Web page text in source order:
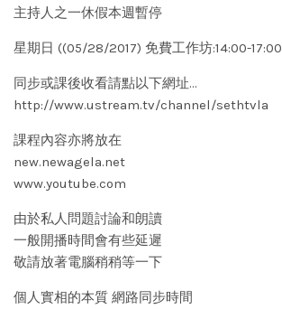
主持人之一休假本週暫停
星期日 ((05/28/2017) 免費工作坊:14:00-17:00
同步或課後收看請點以下網址…
http://www.ustream.tv/channel/sethtvla
課程內容亦將放在
new.newagela.net
www.youtube.com
由於私人問題討論和朗讀
一般開播時間會有些延遲
敬請放著電腦稍稍等一下
個人實相的本質 網路同步時間